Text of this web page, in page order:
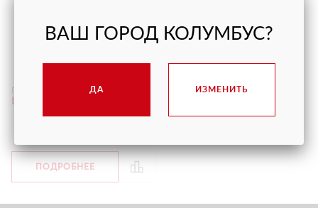
Цена
ПОДРОБНЕЕ
ВАШ ГОРОД КОЛУМБУС?
ДА ИЗМЕНИТЬ